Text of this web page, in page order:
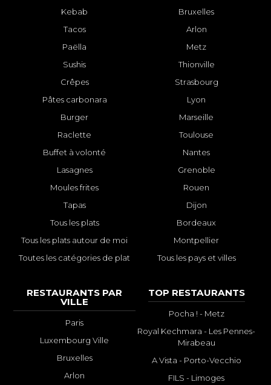
Kebab
Tacos
Paëlla
Sushis
Crêpes
Pâtes carbonara
Burger
Raclette
Buffet à volonté
Lasagnes
Moules frites
Tapas
Tous les plats
Tous les plats autour de moi
Toutes les catégories de plat
Bruxelles
Arlon
Metz
Thionville
Strasbourg
Lyon
Marseille
Toulouse
Nantes
Grenoble
Rouen
Dijon
Bordeaux
Montpellier
Tous les pays et villes
RESTAURANTS PAR
VILLE
Paris
Luxembourg Ville
Bruxelles
Arlon
TOP RESTAURANTS
Pocha ! - Metz
Royal Kechmara - Les Pennes-
Mirabeau
A Vista - Porto-Vecchio
FILS - Limoges